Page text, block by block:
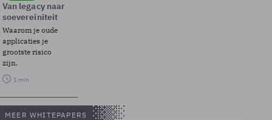
Van legacy naar
soevereiniteit
Waarom je oude
applicaties je
grootste risico
zijn.
1 min
MEER WHITEPAPERS